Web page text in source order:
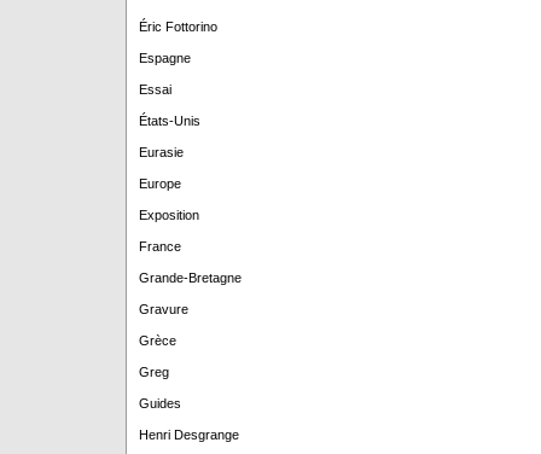
Éric Fottorino
Espagne
Essai
États-Unis
Eurasie
Europe
Exposition
France
Grande-Bretagne
Gravure
Grèce
Greg
Guides
Henri Desgrange